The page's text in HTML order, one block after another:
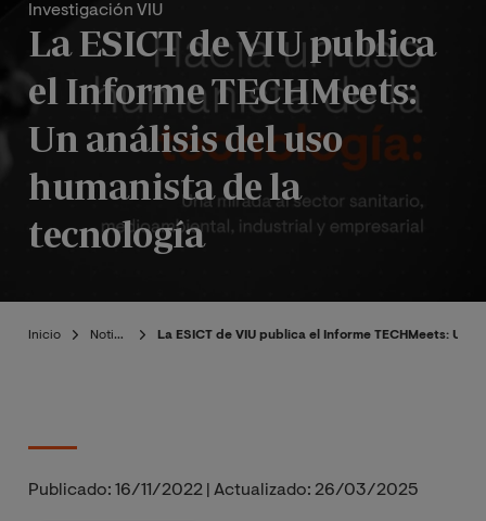
ES
Investigación VIU
La ESICT de VIU publica
el Informe TECHMeets:
Un análisis del uso
humanista de la
tecnología
Inicio Noticias La ESICT de VIU publica el Informe TECHMeets: Un
Publicado: 16/11/2022 Actualizado: 26/03/2025